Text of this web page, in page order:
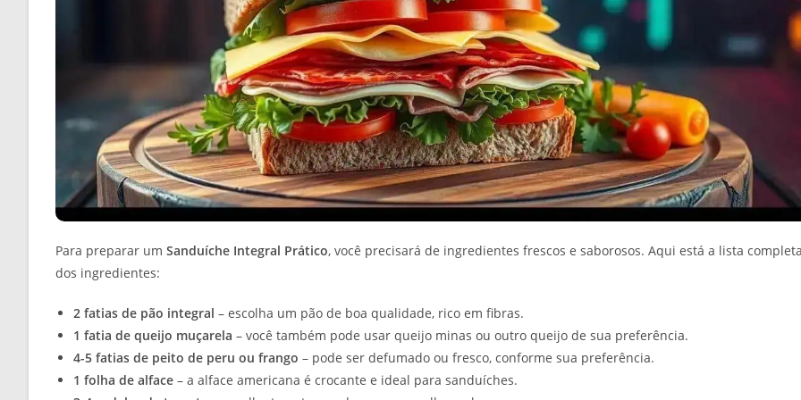
Para preparar um Sanduíche Integral Prático, você precisará de ingredientes frescos e saborosos. Aqui está a lista
dos ingredientes:
2 fatias de pão integral – escolha um pão de boa qualidade, rico em fibras.
1 fatia de queijo muçarela – você também pode usar queijo minas ou outro queijo de sua preferência.
4-5 fatias de peito de peru ou frango – pode ser defumado ou fresco, conforme sua preferência.
1 folha de alface – a alface americana é crocante e ideal para sanduíches.